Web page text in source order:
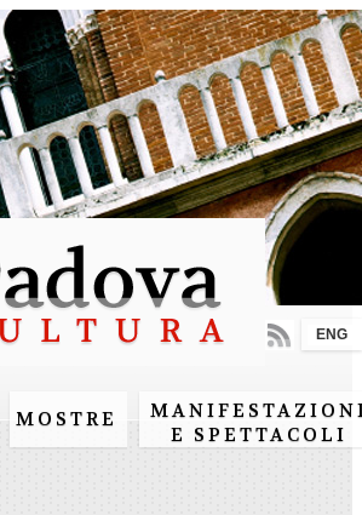
Salta al
contenuto
principale
MOSTRE
E SPETTACOLI
ENG